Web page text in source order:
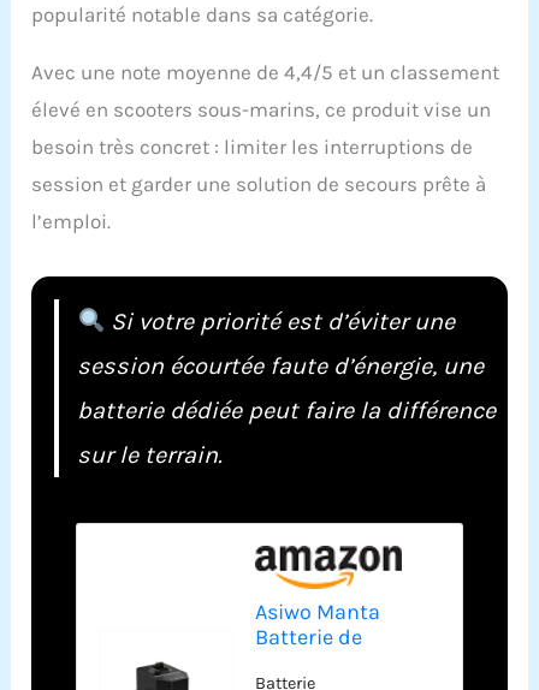
popularité notable dans sa catégorie.
Avec une note moyenne de 4,4/5 et un classement
élevé en scooters sous-marins, ce produit vise un
besoin très concret : limiter les interruptions de
session et garder une solution de secours prête à
l’emploi.
Si votre priorité est d’éviter une
session écourtée faute d’énergie, une
batterie dédiée peut faire la différence
sur le terrain.
Asiwo Manta
Batterie de
Batterie